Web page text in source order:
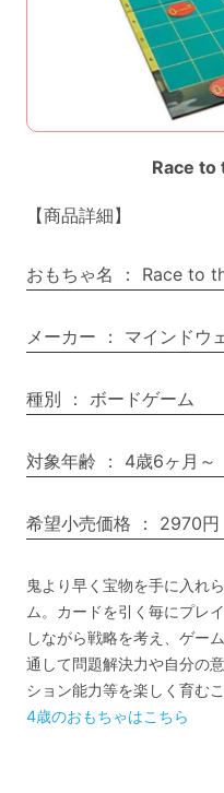
Race to
【商品詳細】
おもちゃ名 ： Race to
メーカー ： マインドウ
種別 ： ボードゲーム
対象年齢 ： 4歳6ヶ月～
希望小売価格 ： 2970円
鬼より早く宝物を手に入れ
ム。カードを引く毎にプレ
しながら戦略を考え、ゲー
通して問題解決力や自分の
ション能力等を楽しく育む
4歳のおもちゃはこちら